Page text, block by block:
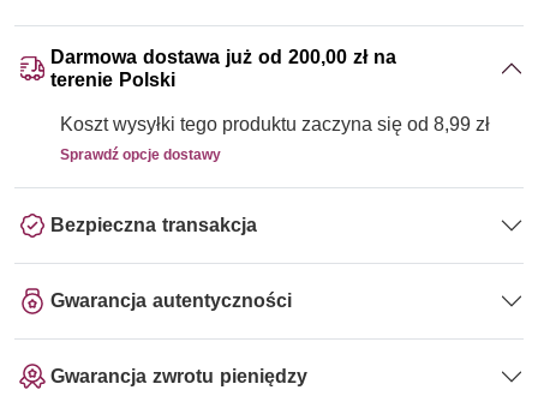
Darmowa dostawa już od 200,00 zł na
terenie Polski
Koszt wysyłki tego produktu zaczyna się od 8,99 zł
Sprawdź opcje dostawy
Bezpieczna transakcja
Gwarancja autentyczności
Gwarancja zwrotu pieniędzy